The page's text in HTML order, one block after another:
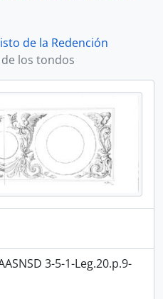
de la Redención
los tondos
3-5-1-Leg.20.p.9-